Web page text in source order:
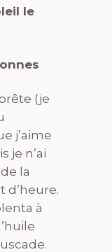
le
(je
j’aime
je n’ai
la
à